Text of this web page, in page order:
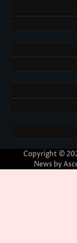
Copyright ©
News by